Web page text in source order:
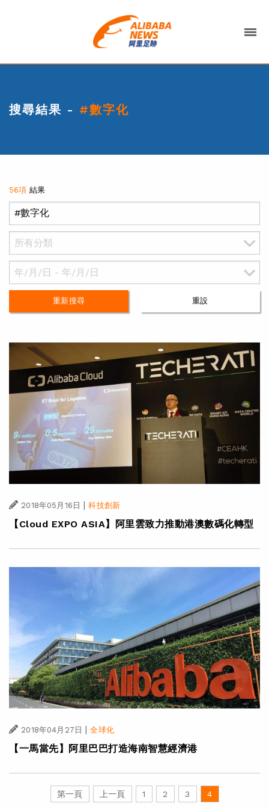
搜尋結果 - #數字化
56項 結果
重新搜尋 重設
2018年05月16日 | 科技創新
【Cloud EXPO ASIA】阿里雲致力推動港澳數碼化轉型
2018年04月27日 | 全球化
【一馬當先】阿里巴巴打造海南智慧經濟港
第一頁 上一頁 1 2 3 4